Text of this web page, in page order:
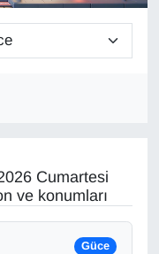
Cumartesi
ve konumları
Güce